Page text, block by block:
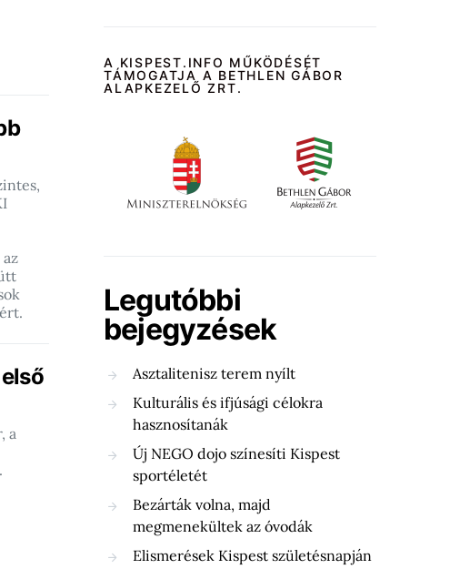
a
A KISPEST.INFO MŰKÖDÉSÉT
TÁMOGATJA A BETHLEN GÁBOR
ALAPKEZELŐ ZRT.
Legutóbbi
bejegyzések
Asztalitenisz terem nyílt
Kulturális és ifjúsági célokra
hasznosítanák
Új NEGO dojo színesíti Kispest
sportéletét
Bezárták volna, majd
megmenekültek az óvodák
Elismerések Kispest születésnapján